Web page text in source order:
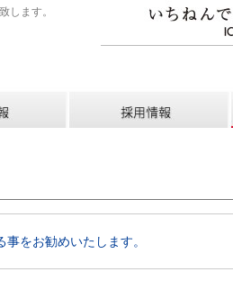
します。
をお勧めいたします。